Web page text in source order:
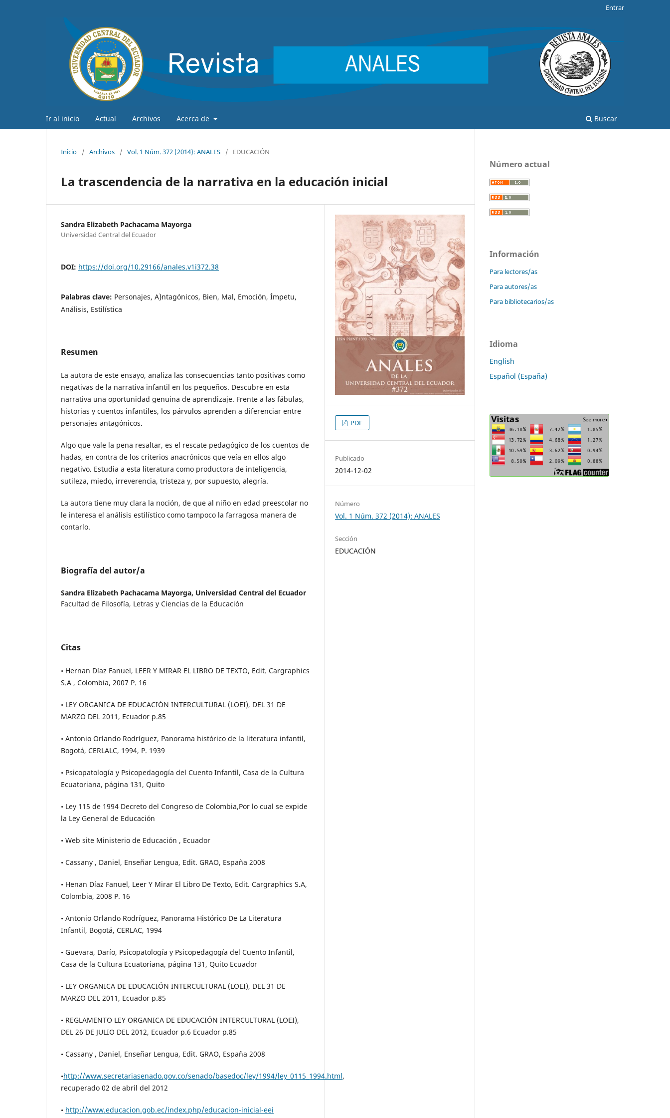
Ir al inicio Actual Archivos Acerca de Buscar
Entrar
Inicio / Archivos / Vol. 1 Núm. 372 (2014): ANALES / EDUCACIÓN
La trascendencia de la narrativa en la educación inicial
Sandra Elizabeth Pachacama Mayorga
Universidad Central del Ecuador
DOI: https://doi.org/10.29166/anales.v1i372.38
Palabras clave: Personajes, A}ntagónicos, Bien, Mal, Emoción, Ímpetu,
Análisis, Estilística
Resumen
La autora de este ensayo, analiza las consecuencias tanto positivas como
negativas de la narrativa infantil en los pequeños. Descubre en esta
narrativa una oportunidad genuina de aprendizaje. Frente a las fábulas,
historias y cuentos infantiles, los párvulos aprenden a diferenciar entre
personajes antagónicos.
Algo que vale la pena resaltar, es el rescate pedagógico de los cuentos de
hadas, en contra de los criterios anacrónicos que veía en ellos algo
negativo. Estudia a esta literatura como productora de inteligencia,
sutileza, miedo, irreverencia, tristeza y, por supuesto, alegría.
La autora tiene muy clara la noción, de que al niño en edad preescolar no
le interesa el análisis estilístico como tampoco la farragosa manera de
contarlo.
Biografía del autor/a
Sandra Elizabeth Pachacama Mayorga, Universidad Central del Ecuador
Facultad de Filosofía, Letras y Ciencias de la Educación
Citas
• Hernan Díaz Fanuel, LEER Y MIRAR EL LIBRO DE TEXTO, Edit. Cargraphics
S.A , Colombia, 2007 P. 16
• LEY ORGANICA DE EDUCACIÓN INTERCULTURAL (LOEI), DEL 31 DE
MARZO DEL 2011, Ecuador p.85
• Antonio Orlando Rodríguez, Panorama histórico de la literatura infantil,
Bogotá, CERLALC, 1994, P. 1939
• Psicopatología y Psicopedagogía del Cuento Infantil, Casa de la Cultura
Ecuatoriana, página 131, Quito
• Ley 115 de 1994 Decreto del Congreso de Colombia,Por lo cual se expide
la Ley General de Educación
• Web site Ministerio de Educación , Ecuador
• Cassany , Daniel, Enseñar Lengua, Edit. GRAO, España 2008
• Henan Díaz Fanuel, Leer Y Mirar El Libro De Texto, Edit. Cargraphics S.A,
Colombia, 2008 P. 16
• Antonio Orlando Rodríguez, Panorama Histórico De La Literatura
Infantil, Bogotá, CERLAC, 1994
• Guevara, Darío, Psicopatología y Psicopedagogía del Cuento Infantil,
Casa de la Cultura Ecuatoriana, página 131, Quito Ecuador
• LEY ORGANICA DE EDUCACIÓN INTERCULTURAL (LOEI), DEL 31 DE
MARZO DEL 2011, Ecuador p.85
• REGLAMENTO LEY ORGANICA DE EDUCACIÓN INTERCULTURAL (LOEI),
DEL 26 DE JULIO DEL 2012, Ecuador p.6 Ecuador p.85
• Cassany , Daniel, Enseñar Lengua, Edit. GRAO, España 2008
•http://www.secretariasenado.gov.co/senado/basedoc/ley/1994/ley_0115_1994.html,
recuperado 02 de abril del 2012
• http://www.educacion.gob.ec/index.php/educacion-inicial-eei
PDF
Publicado
2014-12-02
Número
Vol. 1 Núm. 372 (2014): ANALES
Sección
EDUCACIÓN
Número actual
Información
Para lectores/as
Para autores/as
Para bibliotecarios/as
Idioma
English
Español (España)